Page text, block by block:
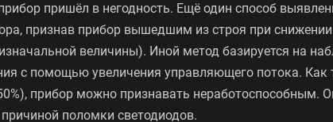
пришёл в негодность. Ещё один способ
признав прибор вышедшим из строя при
величины). Иной метод базируется на
с помощью увеличения управляющего потока.
прибор можно признавать неработоспособным.
поломки светодиодов.